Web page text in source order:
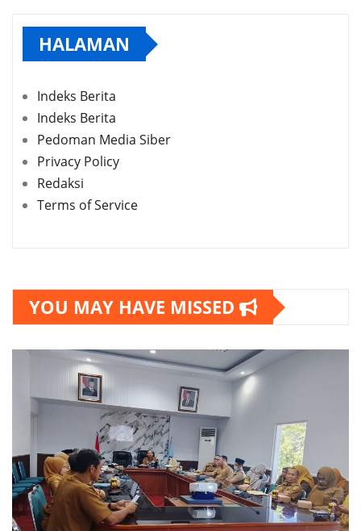
HALAMAN
Indeks Berita
Indeks Berita
Pedoman Media Siber
Privacy Policy
Redaksi
Terms of Service
YOU MAY HAVE MISSED